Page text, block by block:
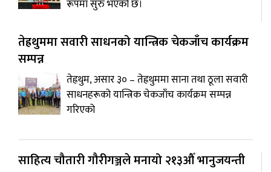
रूपमा सुरु भएको छ।
तेह्रथुममा सवारी साधनको यान्त्रिक चेकजाँच कार्यक्रम
सम्पन्न
तेह्रथुम, असार ३० – तेह्रथुममा साना तथा ठूला सवारी
साधनहरूको यान्त्रिक चेकजाँच कार्यक्रम सम्पन्न
गरिएको
साहित्य चौतारी गौरीगञ्जले मनायो २१३औँ भानुजयन्ती